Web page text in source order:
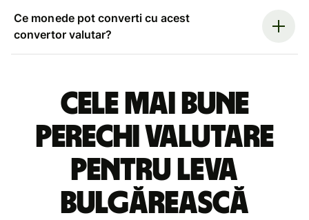
Ce monede pot converti cu acest
convertor valutar?
Cele mai bune
perechi valutare
pentru leva
bulgărească